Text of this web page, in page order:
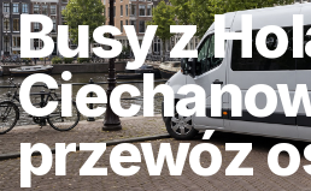
Busy z
przewóz